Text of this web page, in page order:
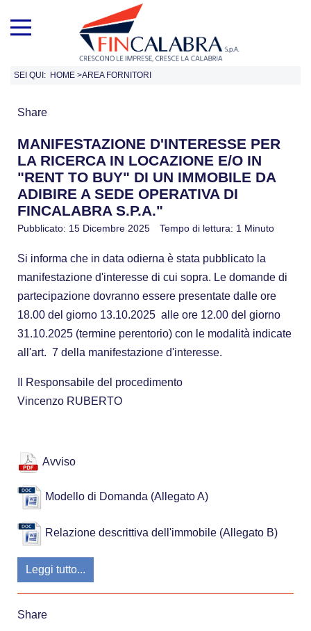
SEI QUI: HOME >AREA FORNITORI
Share
MANIFESTAZIONE D'INTERESSE PER
LA RICERCA IN LOCAZIONE E/O IN
"RENT TO BUY" DI UN IMMOBILE DA
ADIBIRE A SEDE OPERATIVA DI
FINCALABRA S.P.A."
Pubblicato: 15 Dicembre 2025 Tempo di lettura: 1 Minuto
Si informa che in data odierna è stata pubblicato la
manifestazione d'interesse di cui sopra. Le domande di
partecipazione dovranno essere presentate dalle ore
18.00 del giorno 13.10.2025 alle ore 12.00 del giorno
31.10.2025 (termine perentorio) con le modalità indicate
all'art. 7 della manifestazione d'interesse.
Il Responsabile del procedimento
Vincenzo RUBERTO
Avviso
Modello di Domanda (Allegato A)
Relazione descrittiva dell'immobile (Allegato B)
Leggi tutto...
Share